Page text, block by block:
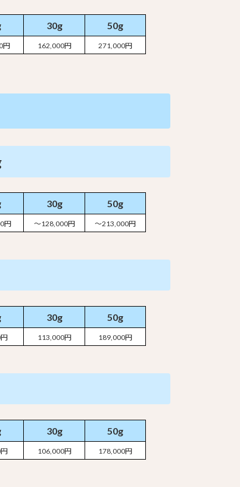
30g 50g
円 162,000円 271,000円
30g 50g
円 ～128,000円 ～213,000円
30g 50g
113,000円 189,000円
30g 50g
106,000円 178,000円